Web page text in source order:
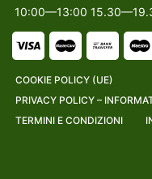
10:00—13:00
COOKIE POLICY (UE)
PRIVACY POLICY –
TERMINI E CONDIZIONI